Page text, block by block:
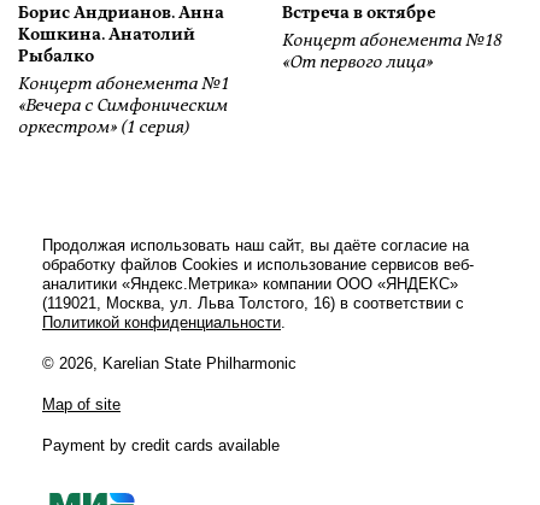
Борис Андрианов. Анна
Кошкина. Анатолий
Рыбалко
Концерт абонемента №1
«Вечера с Симфоническим
оркестром» (1 серия)
Встреча в октябре
Концерт абонемента №18
«От первого лица»
Продолжая использовать наш сайт, вы даёте согласие на
обработку файлов Cookies и использование сервисов веб-
аналитики «Яндекс.Метрика» компании ООО «ЯНДЕКС»
(119021, Москва, ул. Льва Толстого, 16) в соответствии с
Политикой конфиденциальности.
© 2026, Karelian State Philharmonic
Map of site
Payment by credit cards available